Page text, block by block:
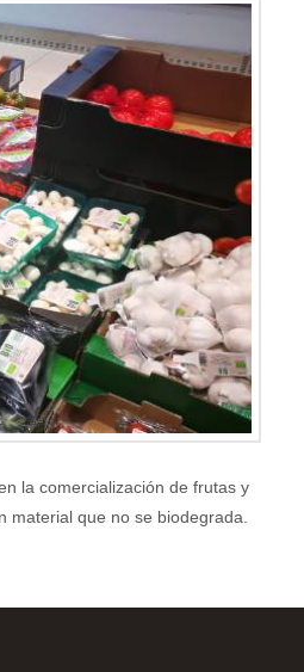
la comercialización de frutas y
que no se biodegrada.